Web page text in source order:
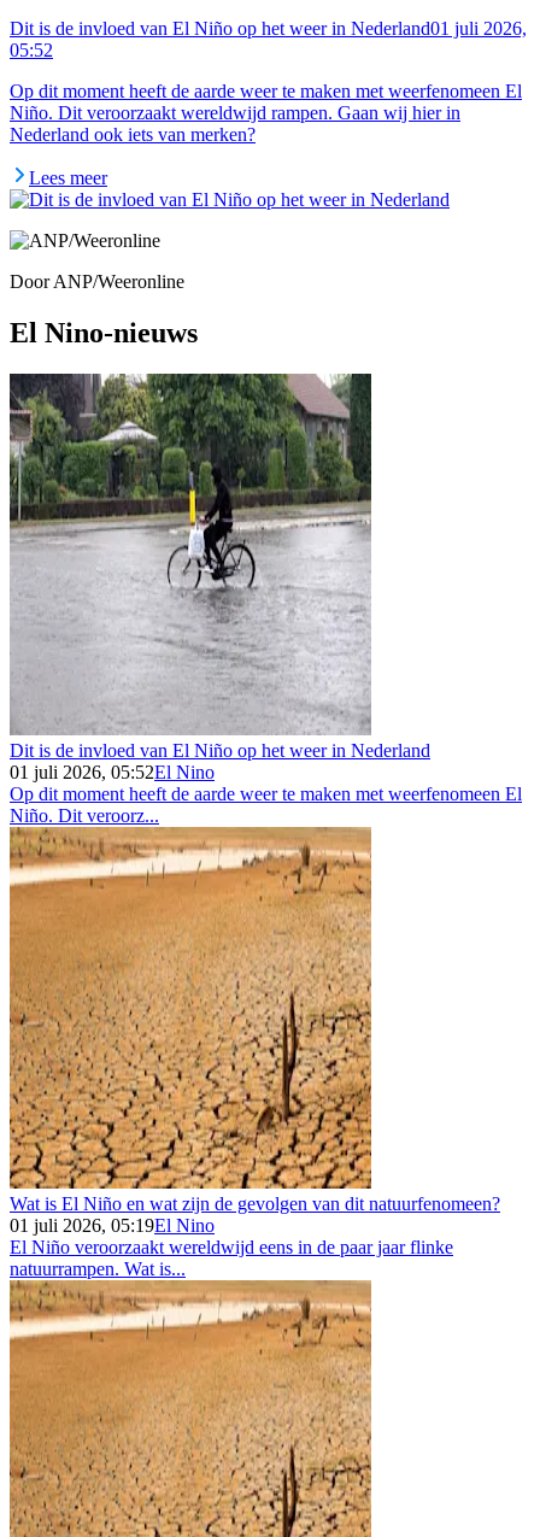
Dit is de invloed van El Niño op het weer in Nederland01 juli 2026,
05:52
Op dit moment heeft de aarde weer te maken met weerfenomeen El
Niño. Dit veroorzaakt wereldwijd rampen. Gaan wij hier in
Nederland ook iets van merken?
Lees meer
DoorANP/Weeronline
El Nino-nieuws
Dit is de invloed van El Niño op het weer in Nederland
01 juli 2026, 05:52El Nino
Op dit moment heeft de aarde weer te maken met weerfenomeen El
Niño. Dit veroorz...
Wat is El Niño en wat zijn de gevolgen van dit natuurfenomeen?
01 juli 2026, 05:19El Nino
El Niño veroorzaakt wereldwijd eens in de paar jaar flinke
natuurrampen. Wat is...